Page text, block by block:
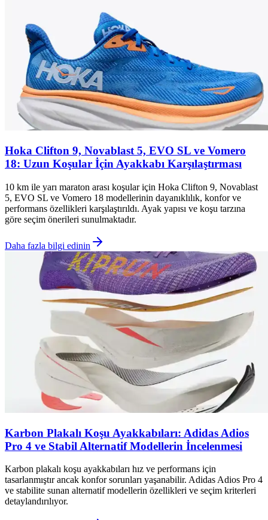
Hoka Clifton 9, Novablast 5, EVO SL ve Vomero
18: Uzun Koşular İçin Ayakkabı Karşılaştırması
10 km ile yarı maraton arası koşular için Hoka Clifton 9, Novablast
5, EVO SL ve Vomero 18 modellerinin dayanıklılık, konfor ve
performans özellikleri karşılaştırıldı. Ayak yapısı ve koşu tarzına
göre seçim önerileri sunulmaktadır.
Daha fazla bilgi edinin
Karbon Plakalı Koşu Ayakkabıları: Adidas Adios
Pro 4 ve Stabil Alternatif Modellerin İncelenmesi
Karbon plakalı koşu ayakkabıları hız ve performans için
tasarlanmıştır ancak konfor sorunları yaşanabilir. Adidas Adios Pro 4
ve stabilite sunan alternatif modellerin özellikleri ve seçim kriterleri
detaylandırılıyor.